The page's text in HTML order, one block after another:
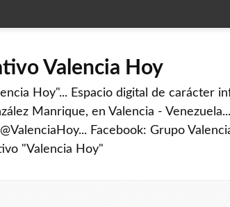
Valencia Hoy
Hoy"... Espacio digital de carácter
Manrique, en Valencia -
Facebook: Grupo
"Valencia Hoy"